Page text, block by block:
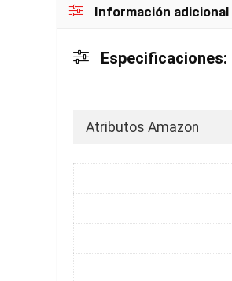
Información adicional
Especificaciones:
Atributos Amazon